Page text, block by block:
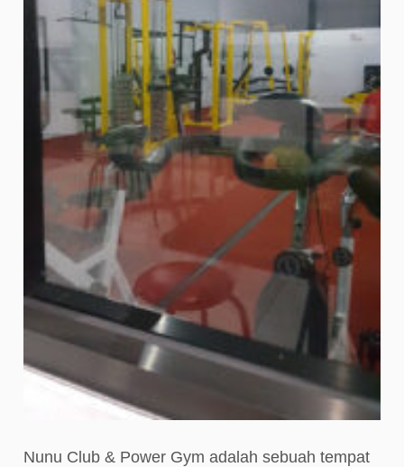
Nunu Club & Power Gym adalah sebuah tempat